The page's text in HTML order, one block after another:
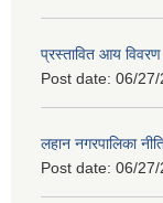
प्रस्तावित आय
Post date: 06/
लहान नगरपालिका
Post date: 06/27/